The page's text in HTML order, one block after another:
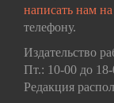
написать нам
телефону.
Издательство
Пт.: 10-00 до
Редакция